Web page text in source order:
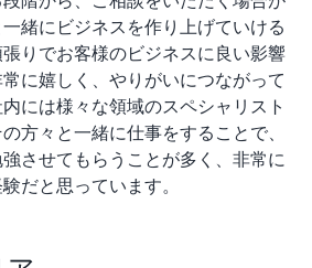
緒にビジネスを作り上げていける
りでお客様のビジネスに良い影響
に嬉しく、やりがいにつながって
には様々な領域のスペシャリスト
方々と一緒に仕事をすることで、
させてもらうことが多く、非常に
だと思っています。